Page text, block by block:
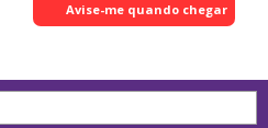
Avise-me quando chegar